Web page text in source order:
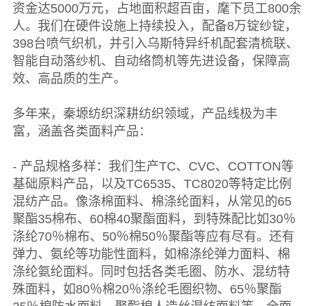
资金达5000万元，占地面积超百亩，麾下员工800余
人。我们在硬件设施上持续投入，配备8万锭纱锭，
398台喷气织机，并引入乌斯特异纤机配套清梳联、
智能自动落纱机、自动络筒机等先进设备，保障高
效、高品质的生产。
多年来，秦塬纺织深耕纺织领域，产品线极为丰
富，涵盖各类面料产品：
- 产品规格多样：我们生产TC、CVC、COTTON等
基础原料产品，以及TC6535、TC8020等特定比例
混纺产品。像涤棉面料、棉涤纶面料，从常见的65
聚酯35棉布、60棉40聚酯面料，到特殊配比如30％
涤纶70％棉布、50％棉50％聚酯等应有尽有。还有
弹力、氨纶等功能性面料，如棉涤纶弹力面料、棉
涤纶氨纶面料。同时包括各类毛圈、防水、混纺特
殊面料，如80％棉20％涤纶毛圈织物、65％聚酯